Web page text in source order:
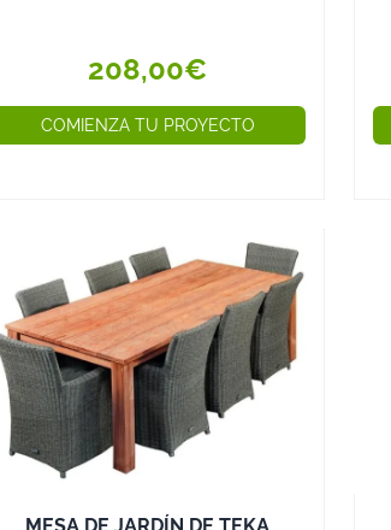
asientos es de 4,2 cm...
208,00€
COMIENZA TU PROYECTO